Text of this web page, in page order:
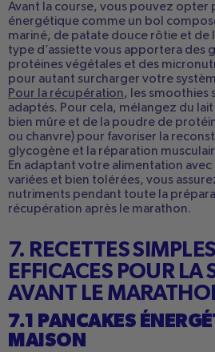
Avant la course, vous pouvez opter
énergétique comme un bol
mariné, de patate douce rôtie et de
type d’assiette vous apportera des
protéines végétales et des
pour autant surcharger votre
Pour la récupération, les smoothies
adaptés. Pour cela, mélangez du
bien mûre et de la poudre de
ou chanvre) pour favoriser la
glycogène et la réparation
En adaptant votre alimentation
variées et bien tolérées, vous
nutriments pendant toute la
récupération après le marathon.
7. RECETTES
EFFICACES POUR LA
AVANT LE
7.1 PANCAKES
MAISON